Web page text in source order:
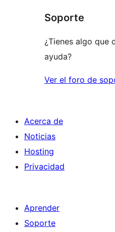
Soporte
¿Tienes algo que
ayuda?
Ver el foro de
Acerca de
Noticias
Hosting
Privacidad
Aprender
Soporte